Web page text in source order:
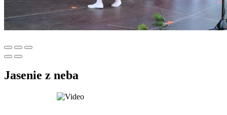
Jasenie z neba